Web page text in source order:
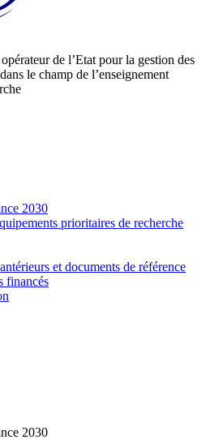
de l’Etat pour la gestion des
le champ de l’enseignement
2030
prioritaires de recherche
et documents de référence
financés
2030